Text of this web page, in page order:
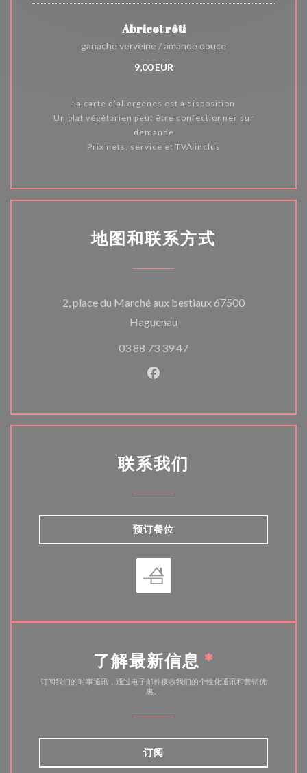
Abricot rôti
ganache verveine / amande douce
9,00 EUR
La carte d’allergènes est à disposition
Un plat végétarien peut être confectionner sur
demande
Prix nets, service et TVA inclus
地图和联系方式
2, place du Marché aux bestiaux 67500
Haguenau
03 88 73 39 47
Facebook ((在新窗口中打开
联系我们
预订餐位
了解最新信息 *
订阅我们的时事通讯，通过电子邮件接收我们的个性化通讯和营销优
惠。
订阅